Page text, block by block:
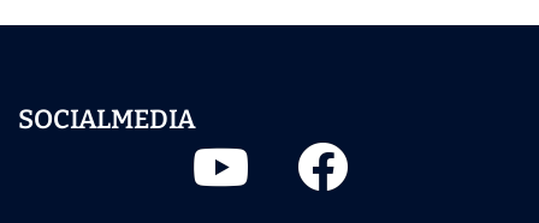
SOCIALMEDIA
Youtube Facebook